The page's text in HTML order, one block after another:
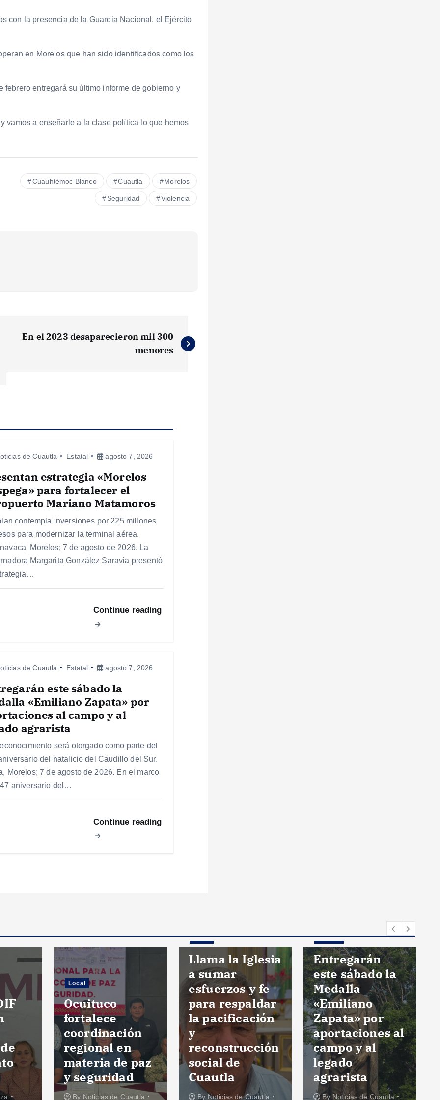
con la presencia de la Guardia Nacional, el Ejército
en Morelos que han sido identificados como los
entregará su último informe de gobierno y
vamos a enseñarle a la clase política lo que hemos
Cuauhtémoc Blanco Cuautla Morelos
Seguridad Violencia
En el 2023 desaparecieron mil 300
menores
de Cuautla Estatal agosto 7, 2026
estrategia «Morelos
para fortalecer el
Mariano Matamoros
contempla inversiones por 225 millones
para modernizar la terminal aérea.
Morelos; 7 de agosto de 2026. La
Margarita González Saravia presentó
Continue reading
de Cuautla Estatal agosto 7, 2026
este sábado la
«Emiliano Zapata» por
al campo y al
agrarista
será otorgado como parte del
del natalicio del Caudillo del Sur.
Morelos; 7 de agosto de 2026. En el marco
aniversario del…
Continue reading
Local
Ocuituco
fortalece
coordinación
regional en
materia de paz
y seguridad
By Noticias de Cuautla
Local
Llama la Iglesia
a sumar
esfuerzos y fe
para respaldar
la pacificación
y
reconstrucción
social de
Cuautla
By Noticias de Cuautla
Estatal
Entregarán
este sábado la
Medalla
«Emiliano
Zapata» por
aportaciones al
campo y al
legado
agrarista
By Noticias de Cuautla